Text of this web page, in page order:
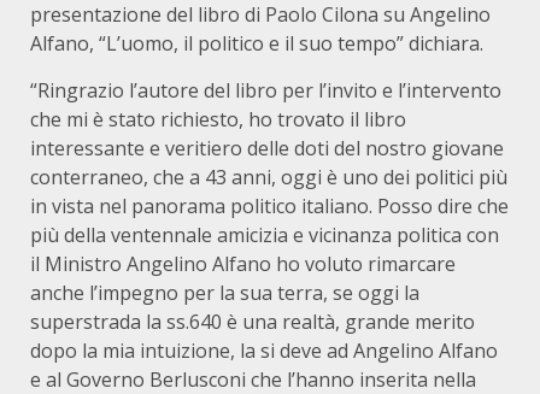
presentazione del libro di Paolo Cilona su Angelino
Alfano, “L’uomo, il politico e il suo tempo” dichiara.
“Ringrazio l’autore del libro per l’invito e l’intervento
che mi è stato richiesto, ho trovato il libro
interessante e veritiero delle doti del nostro giovane
conterraneo, che a 43 anni, oggi è uno dei politici più
in vista nel panorama politico italiano. Posso dire che
più della ventennale amicizia e vicinanza politica con
il Ministro Angelino Alfano ho voluto rimarcare
anche l’impegno per la sua terra, se oggi la
superstrada la ss.640 è una realtà, grande merito
dopo la mia intuizione, la si deve ad Angelino Alfano
e al Governo Berlusconi che l’hanno inserita nella